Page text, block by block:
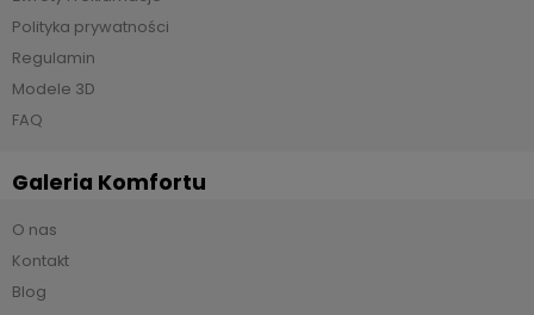
Polityka prywatności
Regulamin
Modele 3D
FAQ
Galeria Komfortu
O nas
Kontakt
Blog